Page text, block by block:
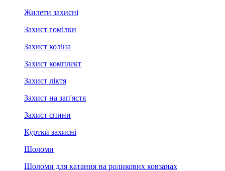
Жилети захисні
Захист гомілки
Захист коліна
Захист комплект
Захист ліктя
Захист на зап'ястя
Захист спини
Куртки захисні
Шоломи
Шоломи для катання на роликових ковзанах